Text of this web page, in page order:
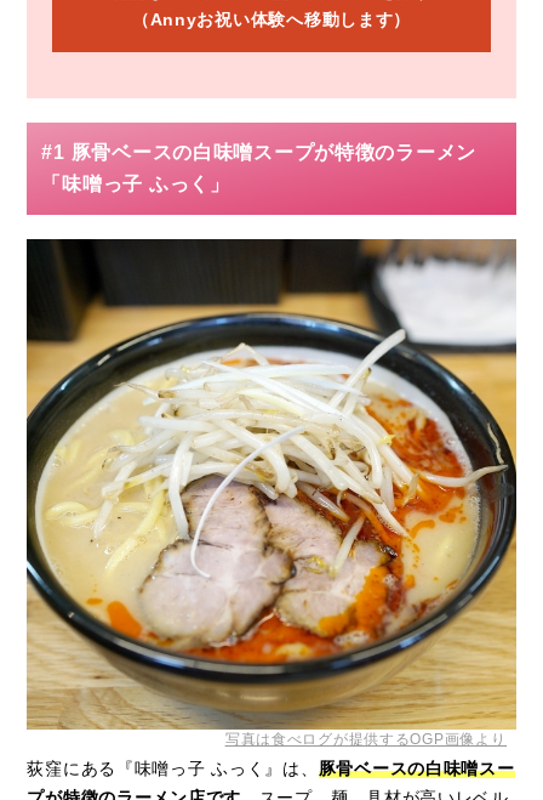
（Annyお祝い体験へ移動します）
#1 豚骨ベースの白味噌スープが特徴のラーメン
「味噌っ子 ふっく」
写真は食べログが提供するOGP画像より
荻窪にある『味噌っ子 ふっく』は、 豚骨ベースの白味噌スー